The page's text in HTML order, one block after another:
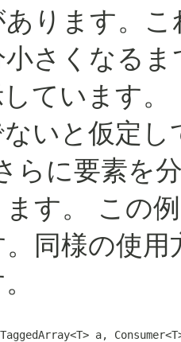
ります。
小さくなる
ています。
いと仮定
らに要素を
す。
この
同様の使
a,